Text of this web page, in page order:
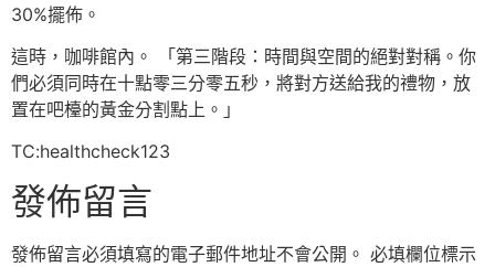
30%擺佈。
這時，咖啡館內。 「第三階段：時間與空間的絕對對稱。你
們必須同時在十點零三分零五秒，將對方送給我的禮物，放
置在吧檯的黃金分割點上。」
TC:healthcheck123
發佈留言
發佈留言必須填寫的電子郵件地址不會公開。 必填欄位標示